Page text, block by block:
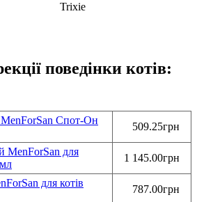
Trixie
поведінки котів:
MenForSan Спот-Он
509.25грн
MenForSan для
1 145.00грн
для котів
787.00грн